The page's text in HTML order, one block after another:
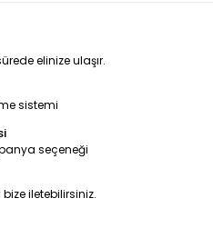
elinize ulaşır.
sistemi
seçeneği
iletebilirsiniz.